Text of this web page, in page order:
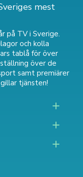
mest
på TV i Sverige.
och kolla
tablå för över
över de
samt premiärer
tjänsten!